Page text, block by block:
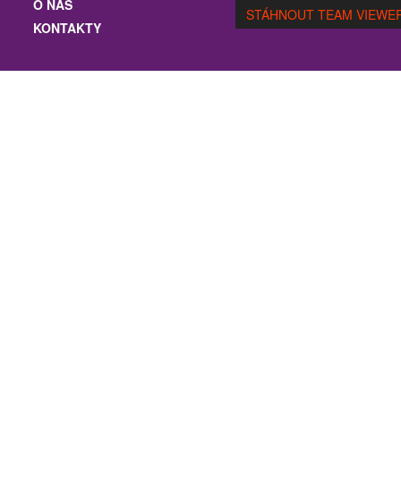
O NÁS
KONTAKTY
STÁHNOUT TEAM